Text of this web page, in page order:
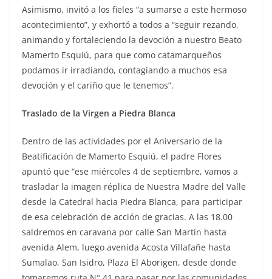
Asimismo, invitó a los fieles “a sumarse a este hermoso
acontecimiento”, y exhortó a todos a “seguir rezando,
animando y fortaleciendo la devoción a nuestro Beato
Mamerto Esquiú, para que como catamarqueños
podamos ir irradiando, contagiando a muchos esa
devoción y el cariño que le tenemos”.
Traslado de la Virgen a Piedra Blanca
Dentro de las actividades por el Aniversario de la
Beatificación de Mamerto Esquiú, el padre Flores
apuntó que “ese miércoles 4 de septiembre, vamos a
trasladar la imagen réplica de Nuestra Madre del Valle
desde la Catedral hacia Piedra Blanca, para participar
de esa celebración de acción de gracias. A las 18.00
saldremos en caravana por calle San Martín hasta
avenida Alem, luego avenida Acosta Villafañe hasta
Sumalao, San Isidro, Plaza El Aborigen, desde donde